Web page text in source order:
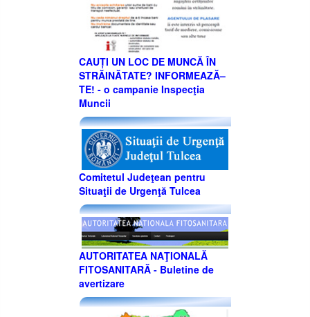
CAUȚI UN LOC DE MUNCĂ ÎN
STRĂINĂTATE? INFORMEAZĂ–
TE! - o campanie Inspecţia
Muncii
Comitetul Judeţean pentru
Situaţii de Urgenţă Tulcea
AUTORITATEA NAŢIONALĂ
FITOSANITARĂ - Buletine de
avertizare